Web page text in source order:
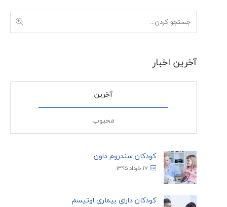
آخرین اخبار
آخرین
محبوب
کودکان سندروم داون
۱۷ خرداد ۱۳۹۵
کودکان دارای بیماری اوتیسم